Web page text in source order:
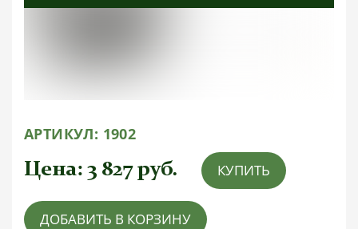
АРТИКУЛ: 1902
Цена: 3 827руб. КУПИТЬ
ДОБАВИТЬ В КОРЗИНУ